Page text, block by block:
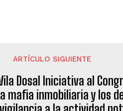
ARTÍCULO SIGUIENTE